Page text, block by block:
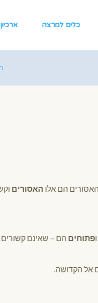
כלים למרצה ארכיון
הם אלו האסורים
ופתוחים הם – שאינם
אל הקדושה.